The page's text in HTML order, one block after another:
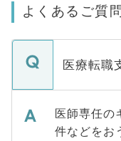
よくあるご質問
医療転職
医師専任の
件などをお